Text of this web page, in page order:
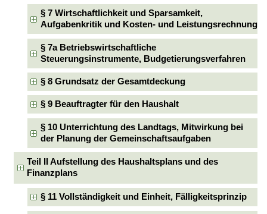
§ 7 Wirtschaftlichkeit und Sparsamkeit,
Aufgabenkritik und Kosten- und Leistungsrechnung
§ 7a Betriebswirtschaftliche
Steuerungsinstrumente, Budgetierungsverfahren
§ 8 Grundsatz der Gesamtdeckung
§ 9 Beauftragter für den Haushalt
§ 10 Unterrichtung des Landtags, Mitwirkung bei
der Planung der Gemeinschaftsaufgaben
Teil II Aufstellung des Haushaltsplans und des
Finanzplans
§ 11 Vollständigkeit und Einheit, Fälligkeitsprinzip